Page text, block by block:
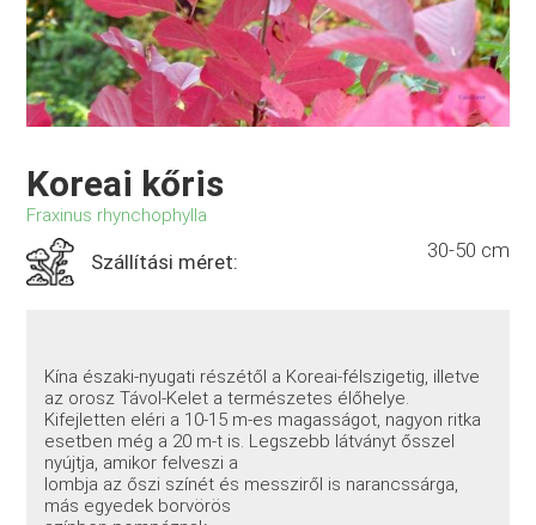
Koreai kőris
Fraxinus rhynchophylla
Szállítási méret: 30-50 cm
Kína északi-nyugati részétől a Koreai-félszigetig, illetve
az orosz Távol-Kelet a természetes élőhelye.
Kifejletten eléri a 10-15 m-es magasságot, nagyon ritka
esetben még a 20 m-t is. Legszebb látványt ősszel
nyújtja, amikor felveszi a
lombja az őszi színét és messziről is narancssárga,
más egyedek borvörös